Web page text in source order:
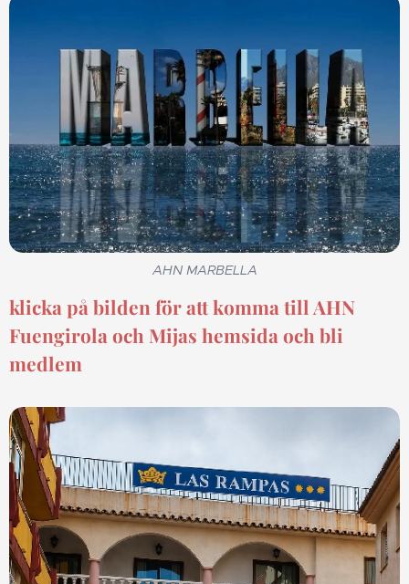
AHN MARBELLA
klicka på bilden för att komma till AHN
Fuengirola och Mijas hemsida och bli
medlem